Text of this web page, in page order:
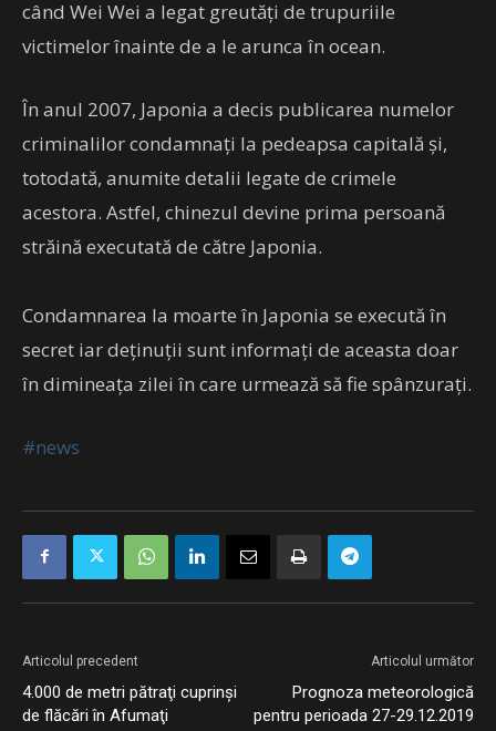
când Wei Wei a legat greutăţi de trupuriile
victimelor înainte de a le arunca în ocean.
În anul 2007, Japonia a decis publicarea numelor
criminalilor condamnaţi la pedeapsa capitală şi,
totodată, anumite detalii legate de crimele
acestora. Astfel, chinezul devine prima persoană
străină executată de către Japonia.
Condamnarea la moarte în Japonia se execută în
secret iar deţinuţii sunt informaţi de aceasta doar
în dimineaţa zilei în care urmează să fie spânzuraţi.
#news
Articolul precedent
4.000 de metri pătraţi cuprinşi
de flăcări în Afumaţi
Articolul următor
Prognoza meteorologică
pentru perioada 27-29.12.2019